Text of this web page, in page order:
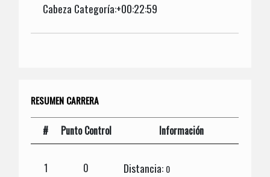
Cabeza Categoría:+00:22:59
RESUMEN CARRERA
# Punto Control Información
1 0 Distancia: 0